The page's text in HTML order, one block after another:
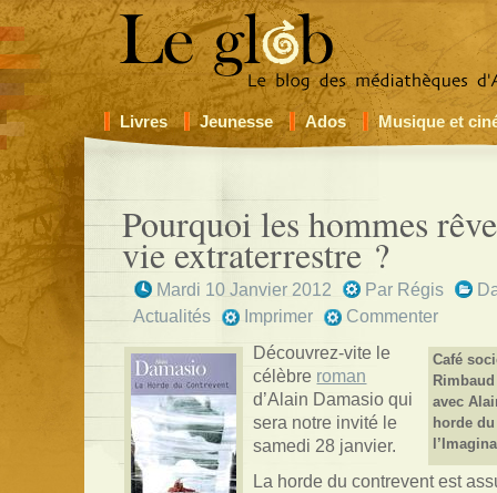
Livres Jeunesse Ados Musique et
Pourquoi les hommes
vie extraterrestre ?
Mardi 10 Janvier 2012 Par Régis
Actualités
Imprimer Commenter
Café
avec
horde
Découvrez-vite le
célèbre roman
d’Alain Damasio qui
sera notre invité le
samedi 28 janvier.
La horde du contrevent est